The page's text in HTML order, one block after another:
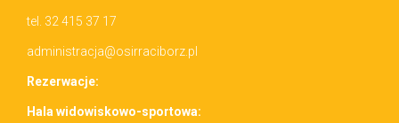
tel. 32 415 37 17
administracja@osirraciborz.pl
Rez­erwac­je:
Hala wid­owiskowo-sportowa: